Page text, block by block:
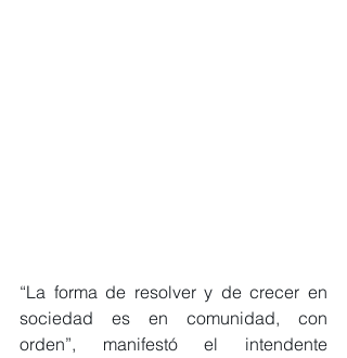
“La forma de resolver y de crecer en
sociedad es en comunidad, con
orden”, manifestó el intendente